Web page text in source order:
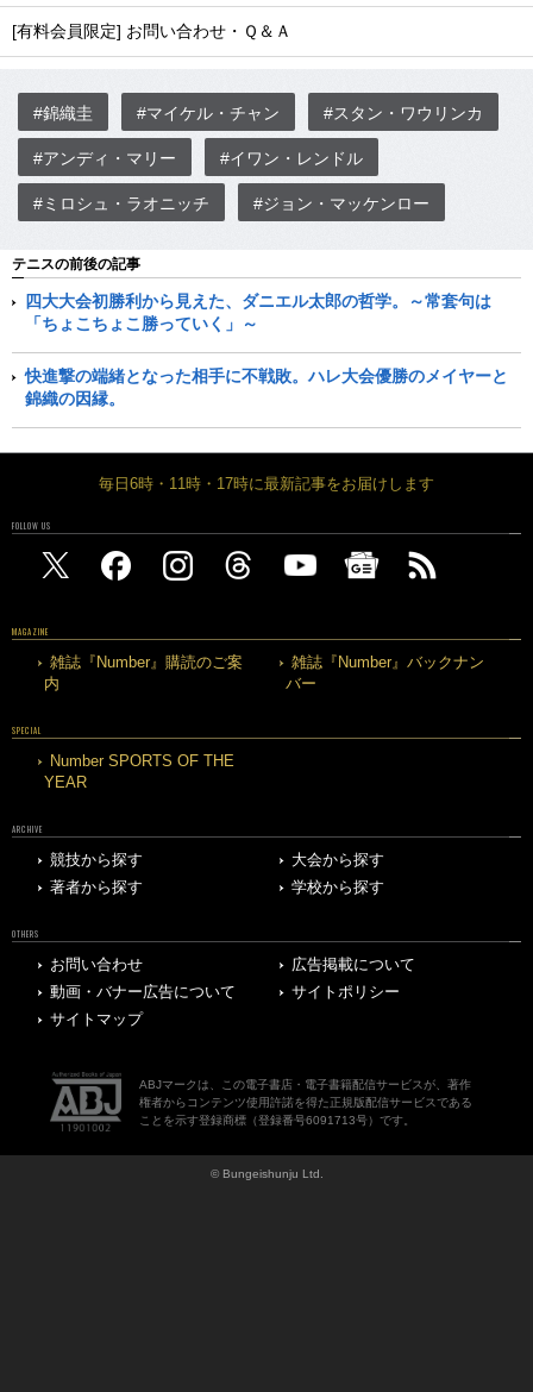
[有料会員限定] お問い合わせ・Ｑ＆Ａ
#錦織圭 #マイケル・チャン #スタン・ワウリンカ
#アンディ・マリー #イワン・レンドル
#ミロシュ・ラオニッチ #ジョン・マッケンロー
テニスの前後の記事
四大大会初勝利から見えた、ダニエル太郎の哲学。～常套句は
「ちょこちょこ勝っていく」～
快進撃の端緒となった相手に不戦敗。ハレ大会優勝のメイヤーと
錦織の因縁。
毎日6時・11時・17時に最新記事をお届けします
FOLLOW US
MAGAZINE
雑誌『Number』購読のご案
内
雑誌『Number』バックナン
バー
SPECIAL
Number SPORTS OF THE
YEAR
ARCHIVE
競技から探す
大会から探す
著者から探す
学校から探す
OTHERS
お問い合わせ
広告掲載について
動画・バナー広告について
サイトポリシー
サイトマップ
ABJマークは、この電子書店・電子書籍配信サービスが、著作
権者からコンテンツ使用許諾を得た正規版配信サービスである
ことを示す登録商標（登録番号6091713号）です。
© Bungeishunju Ltd.